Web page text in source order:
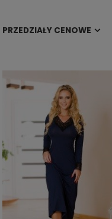
PRZEDZIAŁY CENOWE